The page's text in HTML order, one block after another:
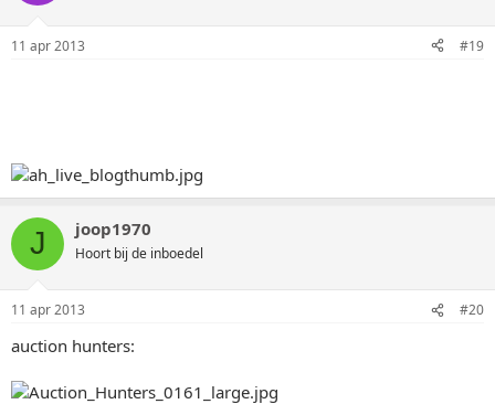
11 apr 2013 #19
J joop1970
Hoort bij de inboedel
11 apr 2013 #20
auction hunters: